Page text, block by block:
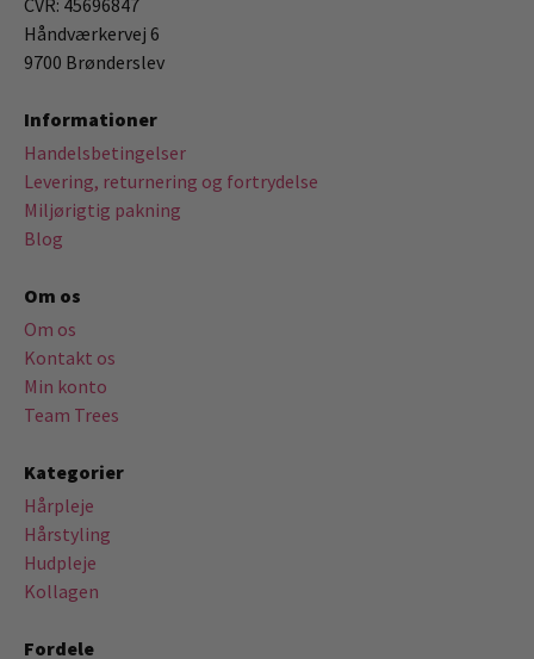
CVR: 45696847
Håndværkervej 6
9700 Brønderslev
Informationer
Handelsbetingelser
Levering, returnering og fortrydelse
Miljørigtig pakning
Blog
Om os
Om os
Kontakt os
Min konto
Team Trees
Kategorier
Hårpleje
Hårstyling
Hudpleje
Kollagen
Fordele